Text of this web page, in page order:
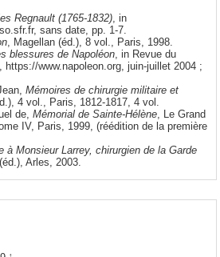
Regnault (1765-1832), in
sans date, pp. 1-7.
, Magellan (éd.), 8 vol., Paris, 1998.
blessures de Napoléon, in Revue du
https://www.napoleon.org, juin-juillet 2004 ;
Mémoires de chirurgie militaire et
4 vol., Paris, 1812-1817, 4 vol.
de, Mémorial de Sainte-Hélène, Le Grand
IV, Paris, 1999, (réédition de la première
à Monsieur Larrey, chirurgien de la Garde
Arles, 2003.